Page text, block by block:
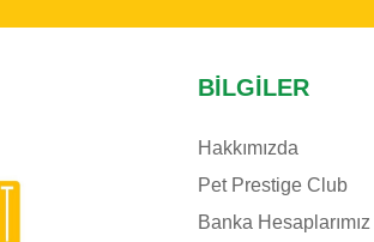
BILGILER
Hakkımızda
Pet Prestige Club
Banka Hesaplarımız